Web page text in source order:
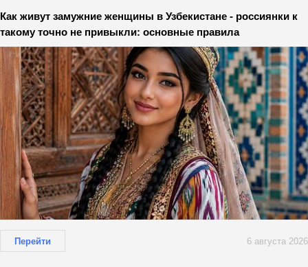
Как живут замужние женщины в Узбекистане - россиянки к
такому точно не привыкли: основные правила
Перейти 6 августа 2026